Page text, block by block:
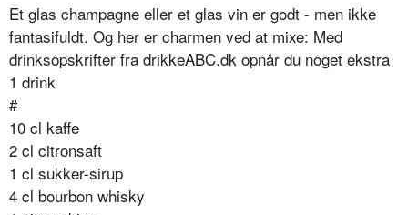
Et glas champagne eller et glas vin er godt - men ikke
fantasifuldt. Og her er charmen ved at mixe: Med
drinksopskrifter fra drikkeABC.dk opnår du noget ekstra
1 drink
#
10 cl kaffe
2 cl citronsaft
1 cl sukker-sirup
4 cl bourbon whisky